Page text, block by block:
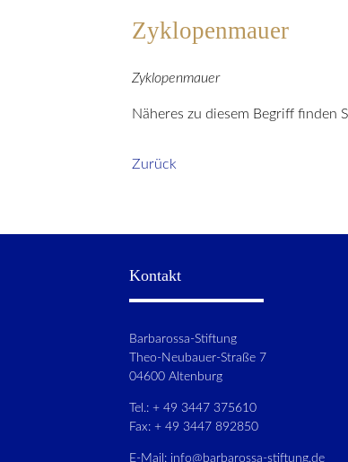
Zyklopenmauer
Zyklopenmauer
Näheres zu diesem Begriff finden
Zurück
Kontakt
Barbarossa-Stiftung
Theo-Neubauer-Straße 7
04600 Altenburg
Tel.: + 49 3447 375610
Fax: + 49 3447 892850
E-Mail: info@barbarossa-stiftung.de